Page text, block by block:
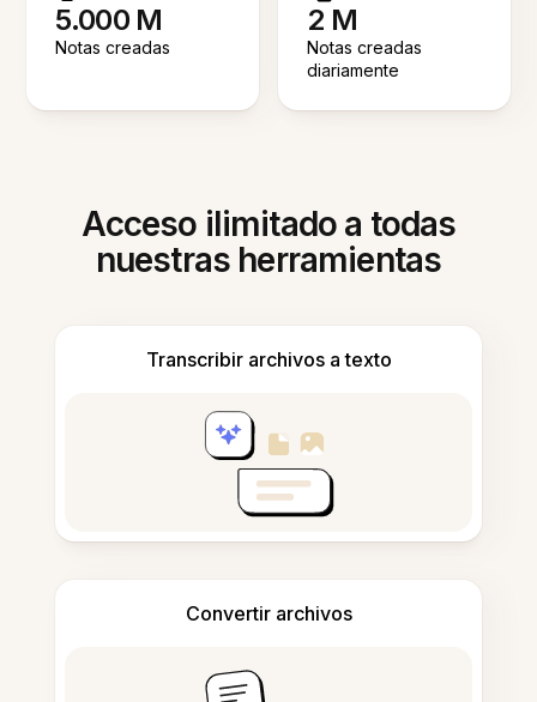
5.000 M
Notas creadas
2 M
Notas creadas
diariamente
Acceso ilimitado a todas
nuestras herramientas
Transcribir archivos a texto
Convertir archivos